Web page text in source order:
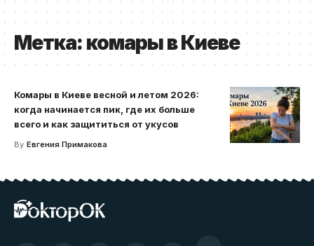
Метка: комары в Киеве
Комары в Киеве весной и летом 2026:
когда начинается пик, где их больше
всего и как защититься от укусов
By Евгения Примакова